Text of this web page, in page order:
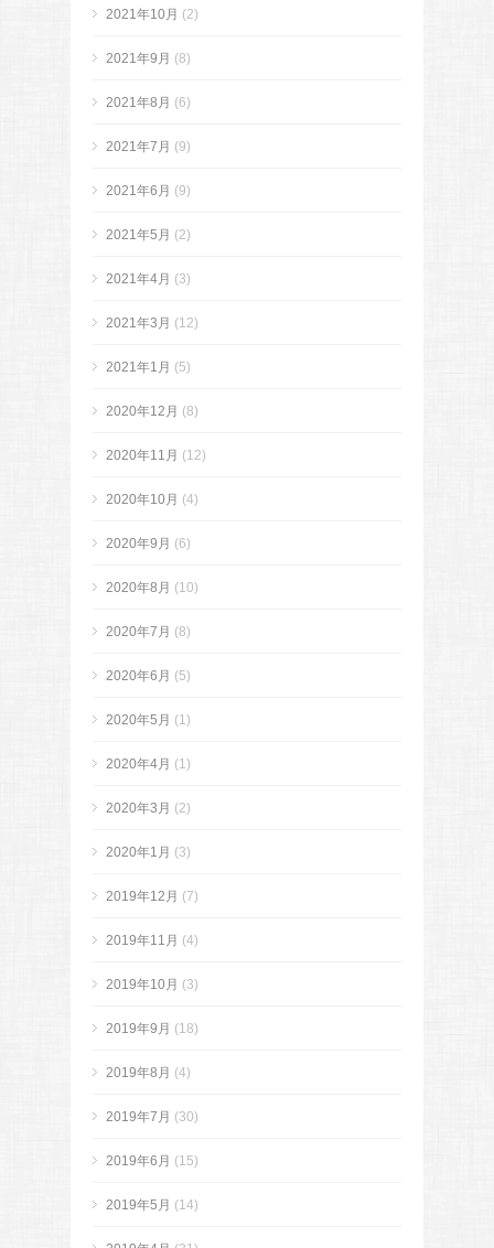
2021年10月 (2)
2021年9月 (8)
2021年8月 (6)
2021年7月 (9)
2021年6月 (9)
2021年5月 (2)
2021年4月 (3)
2021年3月 (12)
2021年1月 (5)
2020年12月 (8)
2020年11月 (12)
2020年10月 (4)
2020年9月 (6)
2020年8月 (10)
2020年7月 (8)
2020年6月 (5)
2020年5月 (1)
2020年4月 (1)
2020年3月 (2)
2020年1月 (3)
2019年12月 (7)
2019年11月 (4)
2019年10月 (3)
2019年9月 (18)
2019年8月 (4)
2019年7月 (30)
2019年6月 (15)
2019年5月 (14)